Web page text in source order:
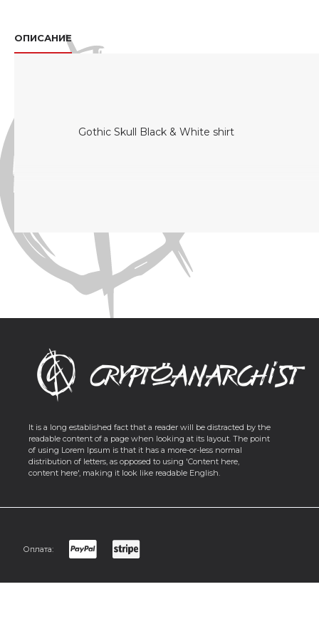
ОПИСАНИЕ
Gothic Skull Black & White shirt
It is a long established fact that a reader will be distracted by the
readable content of a page when looking at its layout. The point
of using Lorem Ipsum is that it has a more-or-less normal
distribution of letters, as opposed to using 'Content here,
content here', making it look like readable English.
Оплата: